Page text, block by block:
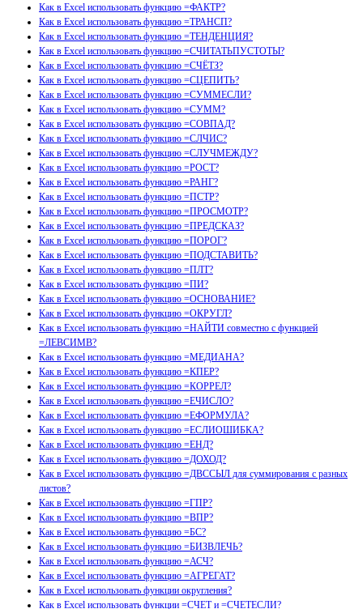
Как в Excel использовать функцию =ФАКТР?
Как в Excel использовать функцию =ТРАНСП?
Как в Excel использовать функцию =ТЕНДЕНЦИЯ?
Как в Excel использовать функцию =СЧИТАТЬПУСТОТЫ?
Как в Excel использовать функцию =СЧЁТЗ?
Как в Excel использовать функцию =СЦЕПИТЬ?
Как в Excel использовать функцию =СУММЕСЛИ?
Как в Excel использовать функцию =СУММ?
Как в Excel использовать функцию =СОВПАД?
Как в Excel использовать функцию =СЛЧИС?
Как в Excel использовать функцию =СЛУЧМЕЖДУ?
Как в Excel использовать функцию =РОСТ?
Как в Excel использовать функцию =РАНГ?
Как в Excel использовать функцию =ПСТР?
Как в Excel использовать функцию =ПРОСМОТР?
Как в Excel использовать функцию =ПРЕДСКАЗ?
Как в Excel использовать функцию =ПОРОГ?
Как в Excel использовать функцию =ПОДСТАВИТЬ?
Как в Excel использовать функцию =ПЛТ?
Как в Excel использовать функцию =ПИ?
Как в Excel использовать функцию =ОСНОВАНИЕ?
Как в Excel использовать функцию =ОКРУГЛ?
Как в Excel использовать функцию =НАЙТИ совместно с функцией
=ЛЕВСИМВ?
Как в Excel использовать функцию =МЕДИАНА?
Как в Excel использовать функцию =КПЕР?
Как в Excel использовать функцию =КОРРЕЛ?
Как в Excel использовать функцию =ЕЧИСЛО?
Как в Excel использовать функцию =ЕФОРМУЛА?
Как в Excel использовать функцию =ЕСЛИОШИБКА?
Как в Excel использовать функцию =ЕНД?
Как в Excel использовать функцию =ДОХОД?
Как в Excel использовать функцию =ДВССЫЛ для суммирования с разных
листов?
Как в Excel использовать функцию =ГПР?
Как в Excel использовать функцию =ВПР?
Как в Excel использовать функцию =БС?
Как в Excel использовать функцию =БИЗВЛЕЧЬ?
Как в Excel использовать функцию =АСЧ?
Как в Excel использовать функцию =АГРЕГАТ?
Как в Excel использовать функции округления?
Как в Excel использовать функции =СЧЕТ и =СЧЕТЕСЛИ?